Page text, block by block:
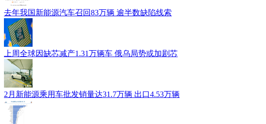
去年我国新能源汽车召回83万辆 逾半数缺陷线索
上周全球因缺芯减产1.31万辆车 俄乌局势或加剧芯
2月新能源乘用车批发销量达31.7万辆 出口4.53万辆